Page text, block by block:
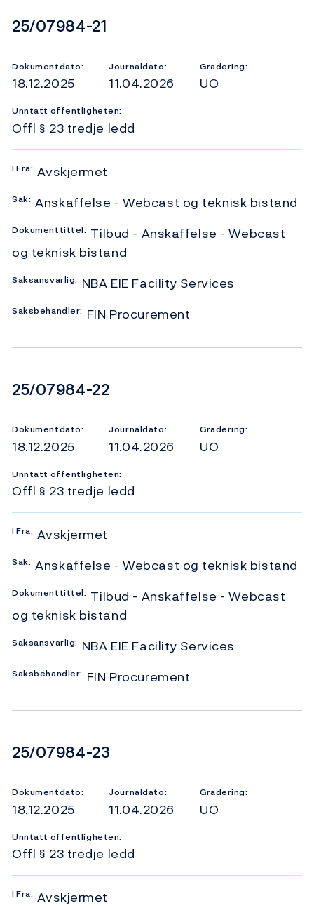
Dokumentnummer
25/07984-21
Dokumentdato:
18.12.2025
Journaldato:
11.04.2026
Gradering:
UO
Unntatt offentligheten:
Offl § 23 tredje ledd
I Fra: Avskjermet
Sak: Anskaffelse - Webcast og teknisk bistand
Dokumenttittel: Tilbud - Anskaffelse - Webcast
og teknisk bistand
Saksansvarlig: NBA EIE Facility Services
Saksbehandler: FIN Procurement
Dokumentnummer
25/07984-22
Dokumentdato:
18.12.2025
Journaldato:
11.04.2026
Gradering:
UO
Unntatt offentligheten:
Offl § 23 tredje ledd
I Fra: Avskjermet
Sak: Anskaffelse - Webcast og teknisk bistand
Dokumenttittel: Tilbud - Anskaffelse - Webcast
og teknisk bistand
Saksansvarlig: NBA EIE Facility Services
Saksbehandler: FIN Procurement
Dokumentnummer
25/07984-23
Dokumentdato:
18.12.2025
Journaldato:
11.04.2026
Gradering:
UO
Unntatt offentligheten:
Offl § 23 tredje ledd
I Fra: Avskjermet